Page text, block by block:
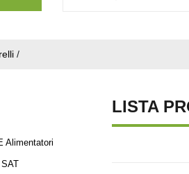
/
Alimentatori
LISTA